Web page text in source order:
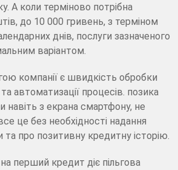
А коли терміново потрібна
до 10 000 гривень, з терміном
днів, послуги зазначеного
варіантом.
компанії є швидкість обробки
та автоматизації процесів. позика
з екрана смартфону, не
це без необхідності надання
та про позитивну кредитну історію.
перший кредит діє пільгова